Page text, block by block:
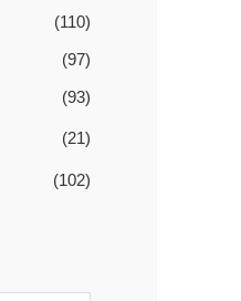
(110)
(97)
(93)
(21)
(102)